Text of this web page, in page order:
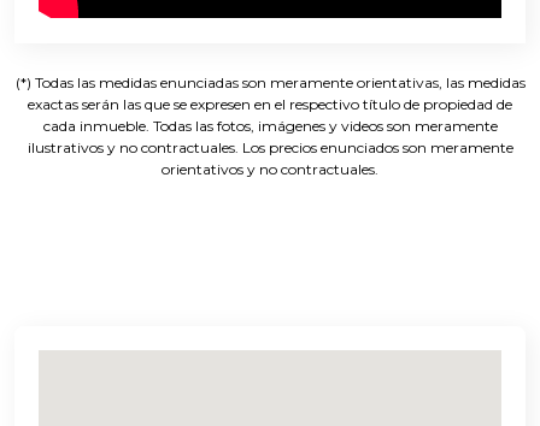
(*) Todas las medidas enunciadas son meramente orientativas, las medidas
exactas serán las que se expresen en el respectivo título de propiedad de
cada inmueble. Todas las fotos, imágenes y videos son meramente
ilustrativos y no contractuales. Los precios enunciados son meramente
orientativos y no contractuales.